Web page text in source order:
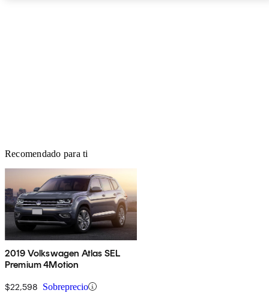
Recomendado para ti
2019 Volkswagen Atlas SEL
Premium 4Motion
$22,598 Sobreprecio